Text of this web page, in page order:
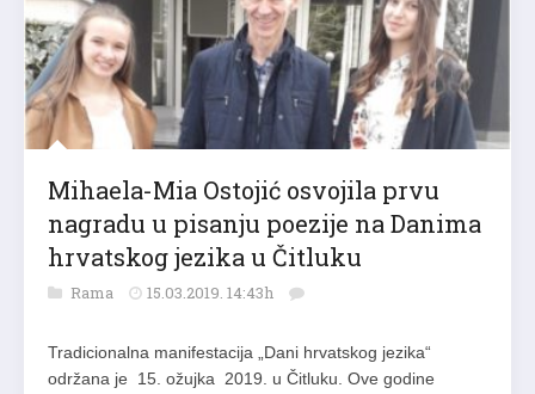
Mihaela-Mia Ostojić osvojila prvu
nagradu u pisanju poezije na Danima
hrvatskog jezika u Čitluku
Rama 15.03.2019. 14:43h
Tradicionalna manifestacija „Dani hrvatskog jezika“
održana je 15. ožujka 2019. u Čitluku. Ove godine